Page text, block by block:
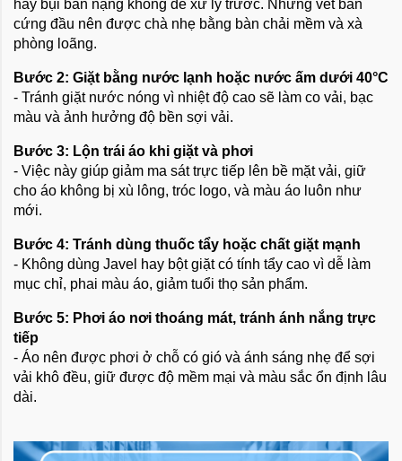
hay bụi bẩn nặng không để xử lý trước. Những vết bẩn
cứng đầu nên được chà nhẹ bằng bàn chải mềm và xà
phòng loãng.
Bước 2: Giặt bằng nước lạnh hoặc nước ấm dưới 40°C
- Tránh giặt nước nóng vì nhiệt độ cao sẽ làm co vải, bạc
màu và ảnh hưởng độ bền sợi vải.
Bước 3: Lộn trái áo khi giặt và phơi
- Việc này giúp giảm ma sát trực tiếp lên bề mặt vải, giữ
cho áo không bị xù lông, tróc logo, và màu áo luôn như
mới.
Bước 4: Tránh dùng thuốc tẩy hoặc chất giặt mạnh
- Không dùng Javel hay bột giặt có tính tẩy cao vì dễ làm
mục chỉ, phai màu áo, giảm tuổi thọ sản phẩm.
Bước 5: Phơi áo nơi thoáng mát, tránh ánh nắng trực
tiếp
- Áo nên được phơi ở chỗ có gió và ánh sáng nhẹ để sợi
vải khô đều, giữ được độ mềm mại và màu sắc ổn định lâu
dài.